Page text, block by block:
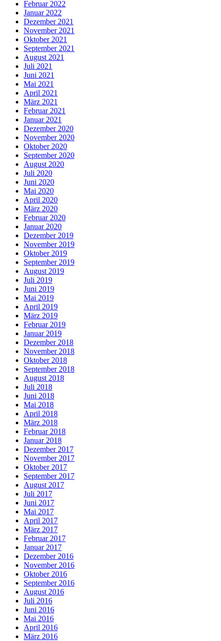
Februar 2022
Januar 2022
Dezember 2021
November 2021
Oktober 2021
September 2021
August 2021
Juli 2021
Juni 2021
Mai 2021
April 2021
März 2021
Februar 2021
Januar 2021
Dezember 2020
November 2020
Oktober 2020
September 2020
August 2020
Juli 2020
Juni 2020
Mai 2020
April 2020
März 2020
Februar 2020
Januar 2020
Dezember 2019
November 2019
Oktober 2019
September 2019
August 2019
Juli 2019
Juni 2019
Mai 2019
April 2019
März 2019
Februar 2019
Januar 2019
Dezember 2018
November 2018
Oktober 2018
September 2018
August 2018
Juli 2018
Juni 2018
Mai 2018
April 2018
März 2018
Februar 2018
Januar 2018
Dezember 2017
November 2017
Oktober 2017
September 2017
August 2017
Juli 2017
Juni 2017
Mai 2017
April 2017
März 2017
Februar 2017
Januar 2017
Dezember 2016
November 2016
Oktober 2016
September 2016
August 2016
Juli 2016
Juni 2016
Mai 2016
April 2016
März 2016